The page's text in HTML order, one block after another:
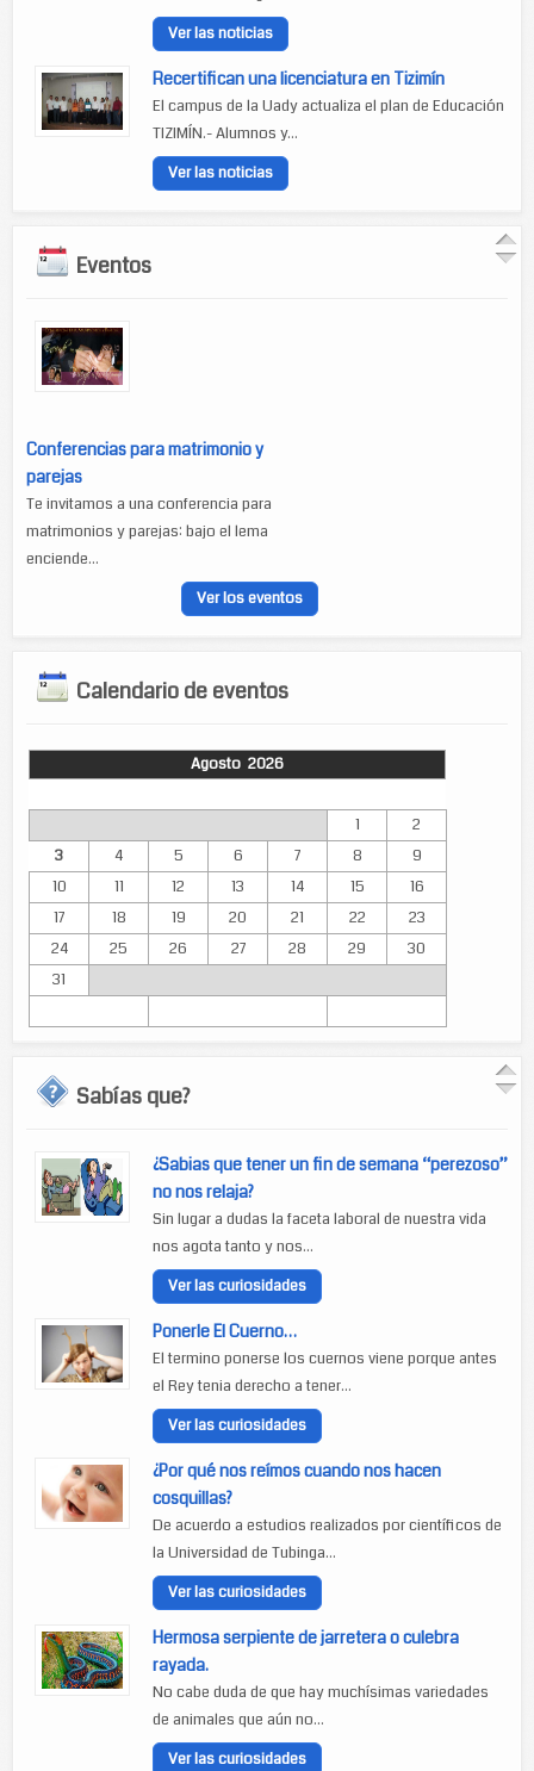
Ver las noticias
Recertifican una licenciatura en Tizimín
El campus de la Uady actualiza el plan de Educación
TIZIMÍN.- Alumnos y...
Ver las noticias
Eventos
Conferencias para matrimonio y
parejas
Te invitamos a una conferencia para
matrimonios y parejas: bajo el lema
enciende...
Ver los eventos
Calendario de eventos
Agosto 2026
1
2
3
4 5 6 7 8
9
10
11 12 13 14 15
16
17
18 19 20 21 22
23
24
25 26 27 28 29
30
31
Sabías que?
¿Sabias que tener un fin de semana “perezoso”
no nos relaja?
Sin lugar a dudas la faceta laboral de nuestra vida
nos agota tanto y nos...
Ver las curiosidades
Ponerle El Cuerno…
El termino ponerse los cuernos viene porque antes
el Rey tenia derecho a tener...
Ver las curiosidades
¿Por qué nos reímos cuando nos hacen
cosquillas?
De acuerdo a estudios realizados por científicos de
la Universidad de Tubinga...
Ver las curiosidades
Hermosa serpiente de jarretera o culebra
rayada.
No cabe duda de que hay muchísimas variedades
de animales que aún no...
Ver las curiosidades